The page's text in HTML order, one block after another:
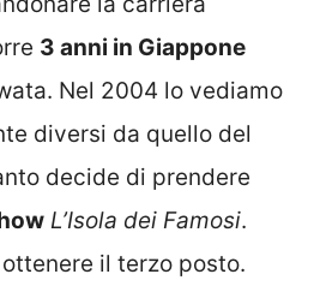
3 anni in Giappone
Nel 2004 lo vediamo
diversi da quello del
decide di prendere
L’Isola dei Famosi.
il terzo posto.